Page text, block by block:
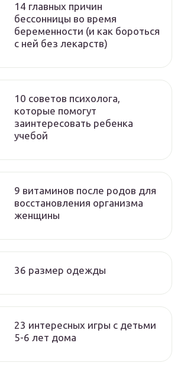
14 главных причин
бессонницы во время
беременности (и как бороться
с ней без лекарств)
10 советов психолога,
которые помогут
заинтересовать ребенка
учебой
9 витаминов после родов для
восстановления организма
женщины
36 размер одежды
23 интересных игры с детьми
5-6 лет дома